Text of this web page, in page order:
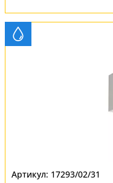
17293/02/31